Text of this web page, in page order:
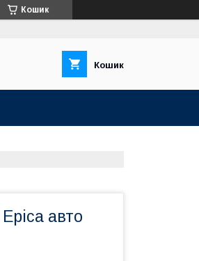
Кошик
Кошик
авто